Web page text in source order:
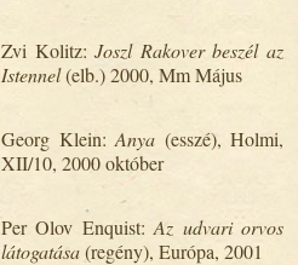
Zvi Kolitz:Joszl Rakover beszél az
Istennel(elb.) 2000, Mm Május
Georg Klein: Anya (esszé), Holmi,
XII/10, 2000 október
Per Olov Enquist:Az udvari orvos
látogatása(regény), Európa, 2001